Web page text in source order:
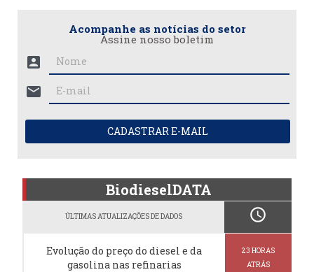
Acompanhe as notícias do setor
Assine nosso boletim
account_box
mail
CADASTRAR E-MAIL
BiodieselDATA
ÚLTIMAS ATUALIZAÇÕES DE DADOS schedule
Evolução do preço do diesel e da
gasolina nas refinarias
23 HORAS
ATRÁS